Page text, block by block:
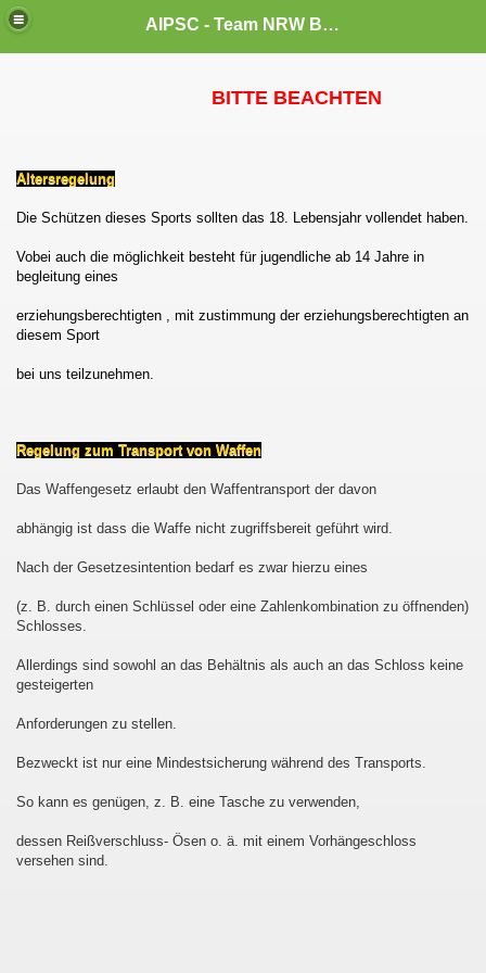
AIPSC - Team NRW Bergisches Land
BITTE BEACHTEN
Altersregelung
Die Schützen dieses Sports sollten das 18. Lebensjahr vollendet haben.
Vobei auch die möglichkeit besteht für jugendliche ab 14 Jahre in
begleitung eines
erziehungsberechtigten , mit zustimmung der erziehungsberechtigten an
diesem Sport
bei uns teilzunehmen.
Regelung zum Transport von Waffen
Das Waffengesetz erlaubt den Waffentransport der davon
abhängig ist dass die Waffe nicht zugriffsbereit geführt wird.
Nach der Gesetzesintention bedarf es zwar hierzu eines
(z. B. durch einen Schlüssel oder eine Zahlenkombination zu öffnenden)
Schlosses.
Allerdings sind sowohl an das Behältnis als auch an das Schloss keine
gesteigerten
Anforderungen zu stellen.
Bezweckt ist nur eine Mindestsicherung während des Transports.
So kann es genügen, z. B. eine Tasche zu verwenden,
dessen Reißverschluss- Ösen o. ä. mit einem Vorhängeschloss
versehen sind.